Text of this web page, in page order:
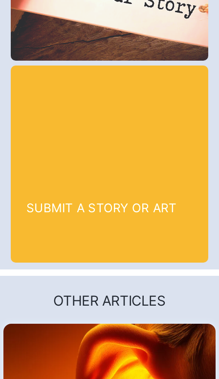
SUBMIT A STORY OR ART
OTHER ARTICLES